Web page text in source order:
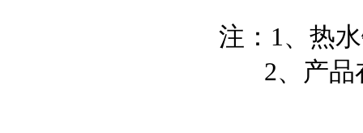
注：1、热
2、产品